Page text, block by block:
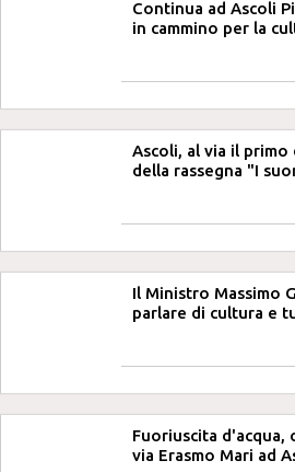
Continua ad Ascoli
in cammino per la
Ascoli, al via il
della rassegna "I
Il Ministro Massimo
parlare di cultura e
Fuoriuscita d'acqua,
via Erasmo Mari ad